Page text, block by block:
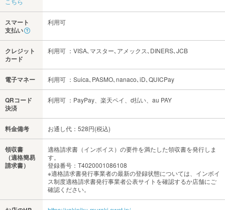
スマート
支払い
利用可
クレジット
カード
利用可 ：VISA､マスター､アメックス､DINERS､JCB
電子マネー 利用可 ：Suica､PASMO､nanaco､iD､QUICPay
QRコード
決済
利用可 ：PayPay、楽天ペイ、d払い、au PAY
料金備考 お通し代：528円(税込)
領収書
（適格簡易
請求書）
適格請求書（インボイス）の要件を満たした領収書を発行しま
す。
登録番号：T4020001086108
※適格請求書発行事業者の最新の登録状態については、インボイ
ス制度適格請求書発行事業者公表サイトを確認するか店舗にご
確認ください。